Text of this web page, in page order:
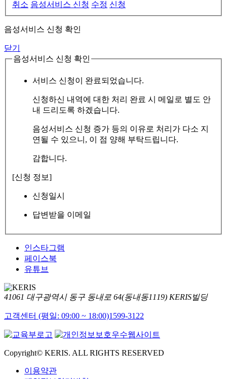
취소 음성서비스 신청 수정 신청
음성서비스 신청 확인
닫기
음성서비스 신청 확인
서비스 신청이 완료되었습니다.
신청하신 내역에 대한 처리 완료 시 메일로 별도 안
내 드리도록 하겠습니다.
음성서비스 신청 증가 등의 이유로 처리가 다소 지
연될 수 있으니, 이 점 양해 부탁드립니다.
감합니다.
[신청 정보]
신청일시
답변받을 이메일
인스타그램
페이스북
유튜브
41061 대구광역시 동구 동내로 64(동내동1119) KERIS빌딩
고객센터 (평일: 09:00 ~ 18:00)1599-3122
Copyright© KERIS. ALL RIGHTS RESERVED
이용약관